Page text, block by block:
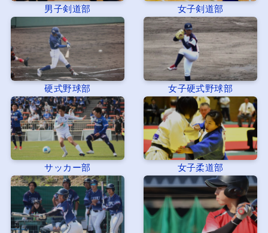
男子剣道部 女子剣道部
硬式野球部 女子硬式野球部
サッカー部 女子柔道部